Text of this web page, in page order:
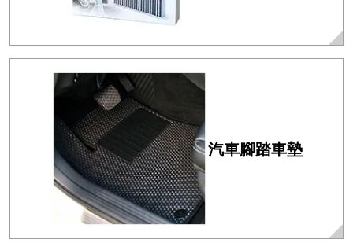
汽車腳踏車墊